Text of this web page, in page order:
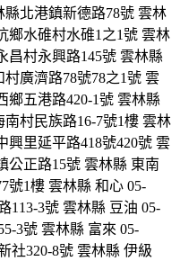
縣北港鎮新德路78號 雲林
鄉水碓村水碓1之1號 雲林
昌村永興路145號 雲林縣
村廣濟路78號78之1號 雲
鄉五港路420-1號 雲林縣
南村民族路16-7號1樓 雲林
興里延平路418號420號 雲
公正路15號 雲林縣 東南
號1樓 雲林縣 和心 05-
113-3號 雲林縣 豆油 05-
3號 雲林縣 富來 05-
社320-8號 雲林縣 伊級